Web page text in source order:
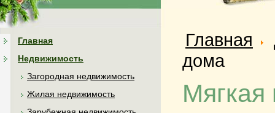
Главная
Недвижимость
Загородная недвижимость
Жилая недвижимость
Главная
дома
Мягкая